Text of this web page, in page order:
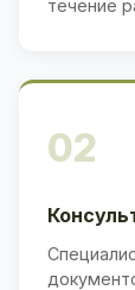
течение
02